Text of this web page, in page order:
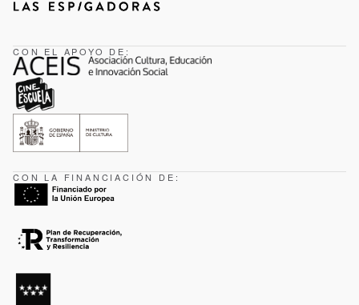
CON EL APOYO DE:
CON LA FINANCIACIÓN DE: